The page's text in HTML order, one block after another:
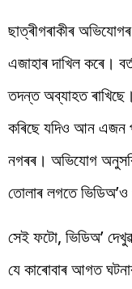
ছাত্ৰীগৰাকীৰ
এজাহাৰ দাখিল কৰে।
তদন্ত অব্যাহত
কৰিছে যদিও আন
নগৰৰ। অভিযোগ
তোলাৰ লগতে
সেই ফটো, ভিডিঅ’
যে কাৰোবাৰ আগত